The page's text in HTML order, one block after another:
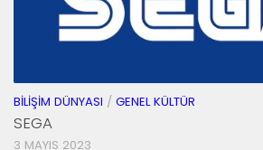
BILIŞIM DÜNYASI / GENEL KÜLTÜR
SEGA
3 MAYIS 2023